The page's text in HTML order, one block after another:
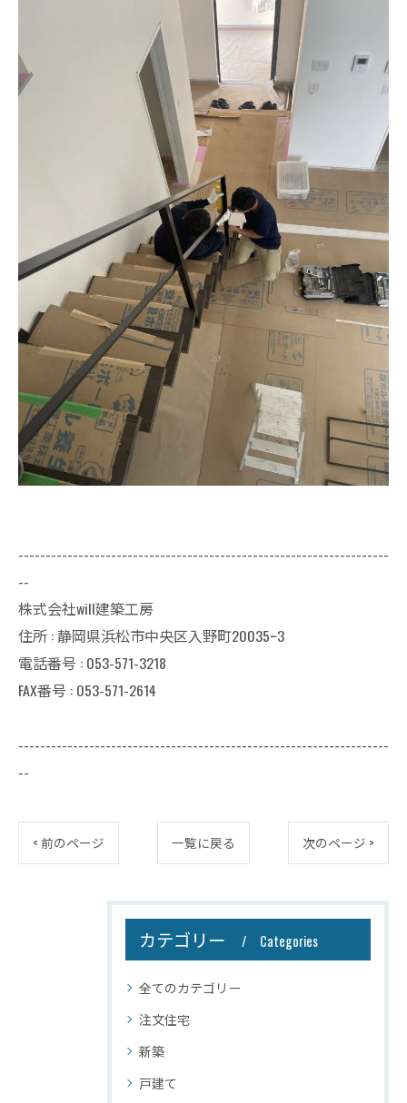
--------------------------------------------------------------------
--
株式会社will建築工房
住所 : 静岡県浜松市中央区入野町20035ｰ3
電話番号 : 053-571-3218
FAX番号 : 053-571-2614
--------------------------------------------------------------------
--
< 前のページ 一覧に戻る 次のページ >
カテゴリー Categories
全てのカテゴリー
注文住宅
新築
戸建て